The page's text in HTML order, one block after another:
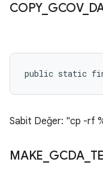
COPY_ GCOV_
public static final
Sabit Değer: "cp -rf
MAKE GCDA_